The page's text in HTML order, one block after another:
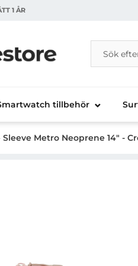
1 ÅR
för Danira Telecom AB
Sök
Sök på
tillbehör
Metro Neoprene 14" -